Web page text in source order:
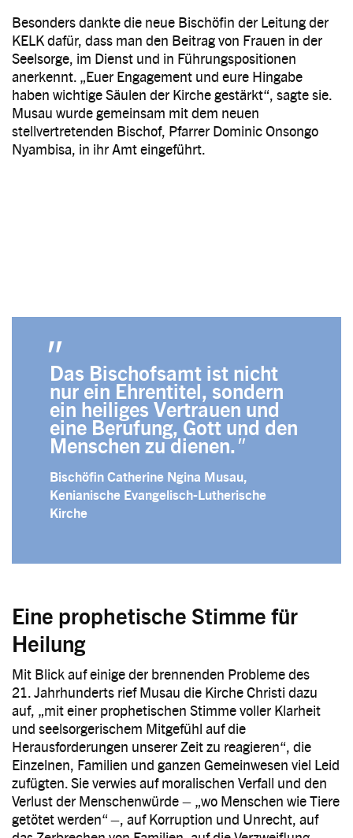
Besonders dankte die neue Bischöfin der Leitung der
KELK dafür, dass man den Beitrag von Frauen in der
Seelsorge, im Dienst und in Führungspositionen
anerkennt. „Euer Engagement und eure Hingabe
haben wichtige Säulen der Kirche gestärkt“, sagte sie.
Musau wurde gemeinsam mit dem neuen
stellvertretenden Bischof, Pfarrer Dominic Onsongo
Nyambisa, in ihr Amt eingeführt.
Das Bischofsamt ist nicht
nur ein Ehrentitel, sondern
ein heiliges Vertrauen und
eine Berufung, Gott und den
Menschen zu dienen.
Bischöfin Catherine Ngina Musau,
Kenianische Evangelisch-Lutherische
Kirche
Eine prophetische Stimme für
Heilung
Mit Blick auf einige der brennenden Probleme des
21. Jahrhunderts rief Musau die Kirche Christi dazu
auf, „mit einer prophetischen Stimme voller Klarheit
und seelsorgerischem Mitgefühl auf die
Herausforderungen unserer Zeit zu reagieren“, die
Einzelnen, Familien und ganzen Gemeinwesen viel Leid
zufügten. Sie verwies auf moralischen Verfall und den
Verlust der Menschenwürde – „wo Menschen wie Tiere
getötet werden“ –, auf Korruption und Unrecht, auf